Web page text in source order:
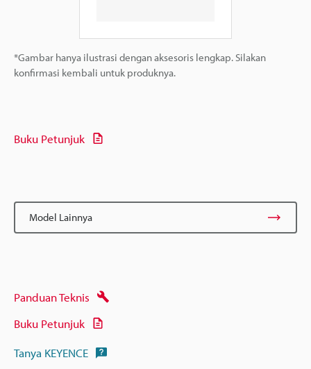
*Gambar hanya ilustrasi dengan aksesoris lengkap. Silakan
konfirmasi kembali untuk produknya.
Buku Petunjuk
Model Lainnya
Panduan Teknis
Buku Petunjuk
Tanya KEYENCE